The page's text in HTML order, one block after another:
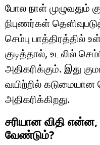
போல நாள் முழுவதும்
நிபுணர்கள்
செம்பு
குடித்தால், உடலில்
அதிகரிக்கும். இது
வயிற்றில்
அதிகரிக்கிறது.
சரியான விதி
வேண்டும்?